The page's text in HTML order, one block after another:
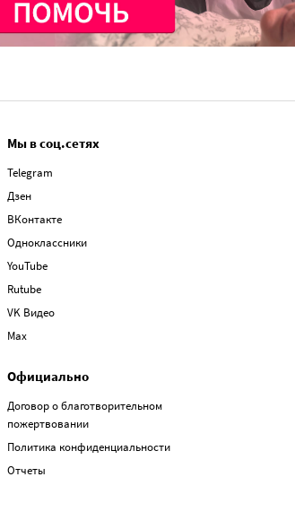
Мы в соц.сетях
Telegram
Дзен
ВКонтакте
Одноклассники
YouTube
Rutube
VK Видео
Max
Официально
Договор о благотворительном
пожертвовании
Политика конфиденциальности
Отчеты